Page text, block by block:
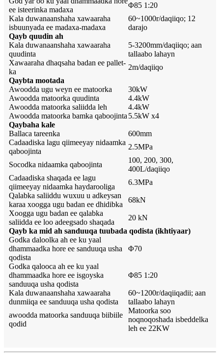
ee isteerinka madaxa
Φ85 1:20
Kala duwanaanshaha xawaaraha
isbuunyada ee madaxa-madaxa
60~1000r/daqiiqo; 12
darajo
Qayb quudin ah
Kala duwanaanshaha xawaaraha
quudinta
5-3200mm/daqiiqo; aan
tallaabo lahayn
Xawaaraha dhaqsaha badan ee pallet-
ka
2m/daqiiqo
Qaybta mootada
Awoodda ugu weyn ee matoorka
30kW
Awoodda matoorka quudinta
4.4kW
Awoodda matoorka saliidda leh
4.4kW
Awoodda matoorka bamka qaboojinta 5.5kW x4
Qaybaha kale
Ballaca tareenka
600mm
Cadaadiska lagu qiimeeyay nidaamka
qaboojinta
2.5MPa
Socodka nidaamka qaboojinta
100, 200, 300,
400L/daqiiqo
Cadaadiska shaqada ee lagu
qiimeeyay nidaamka haydarooliga
6.3MPa
Qalabka saliiddu wuxuu u adkeysan
karaa xoogga ugu badan ee dhidibka
68kN
Xoogga ugu badan ee qalabka
saliidda ee loo adeegsado shaqada
20 kN
Qayb ka mid ah sanduuqa tuubada qodista (ikhtiyaar)
Godka daloolka ah ee ku yaal
dhammaadka hore ee sanduuqa usha
qodista
Φ70
Godka qalooca ah ee ku yaal
dhammaadka hore ee isgoyska
sanduuqa usha qodista
Φ85 1:20
Kala duwanaanshaha xawaaraha
dunmiiqa ee sanduuqa usha qodista
60~1200r/daqiiqadii; aan
tallaabo lahayn
awoodda matoorka sanduuqa biibiile
qodid
Matoorka soo
noqnoqoshada isbeddelka
leh ee 22KW